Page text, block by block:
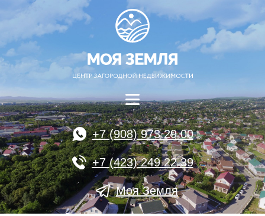
+7 (908) 973 29 00
+7 (423) 249 22 39
Моя Земля